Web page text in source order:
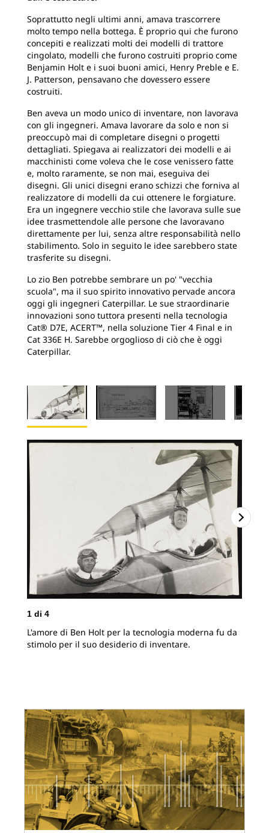
Soprattutto negli ultimi anni, amava trascorrere
molto tempo nella bottega. È proprio qui che furono
concepiti e realizzati molti dei modelli di trattore
cingolato, modelli che furono costruiti proprio come
Benjamin Holt e i suoi buoni amici, Henry Preble e E.
J. Patterson, pensavano che dovessero essere
costruiti.
Ben aveva un modo unico di inventare, non lavorava
con gli ingegneri. Amava lavorare da solo e non si
preoccupò mai di completare disegni o progetti
dettagliati. Spiegava ai realizzatori dei modelli e ai
macchinisti come voleva che le cose venissero fatte
e, molto raramente, se non mai, eseguiva dei
disegni. Gli unici disegni erano schizzi che forniva al
realizzatore di modelli da cui ottenere le forgiature.
Era un ingegnere vecchio stile che lavorava sulle sue
idee trasmettendole alle persone che lavoravano
direttamente per lui, senza altre responsabilità nello
stabilimento. Solo in seguito le idee sarebbero state
trasferite su disegni.
Lo zio Ben potrebbe sembrare un po' "vecchia
scuola", ma il suo spirito innovativo pervade ancora
oggi gli ingegneri Caterpillar. Le sue straordinarie
innovazioni sono tuttora presenti nella tecnologia
Cat® D7E, ACERT™, nella soluzione Tier 4 Final e in
Cat 336E H. Sarebbe orgoglioso di ciò che è oggi
Caterpillar.
1 di 4
L'amore di Ben Holt per la tecnologia moderna fu da
stimolo per il suo desiderio di inventare.